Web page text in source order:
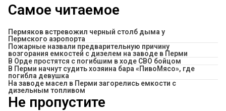
Самое читаемое
Пермяков встревожил черный столб дыма у
Пермского аэропорта
Пожарные назвали предварительную причину
возгорания емкостей с дизелем на заводе в Перми
В Орде простятся с погибшим в ходе СВО бойцом
​В Перми начнут судить хозяина бара «ПивоМясо», где
погибла девушка
На заводе масел в Перми загорелись емкости с
дизельным топливом
Не пропустите